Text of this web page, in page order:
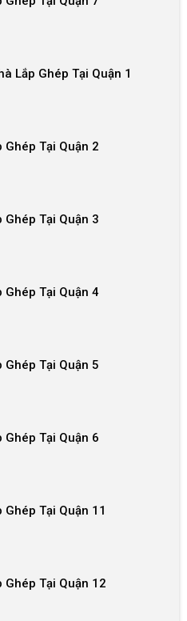
Lắp Ghép Tại Quận 1
Ghép Tại Quận 2
Ghép Tại Quận 3
Ghép Tại Quận 4
Ghép Tại Quận 5
Ghép Tại Quận 6
Ghép Tại Quận 11
Ghép Tại Quận 12